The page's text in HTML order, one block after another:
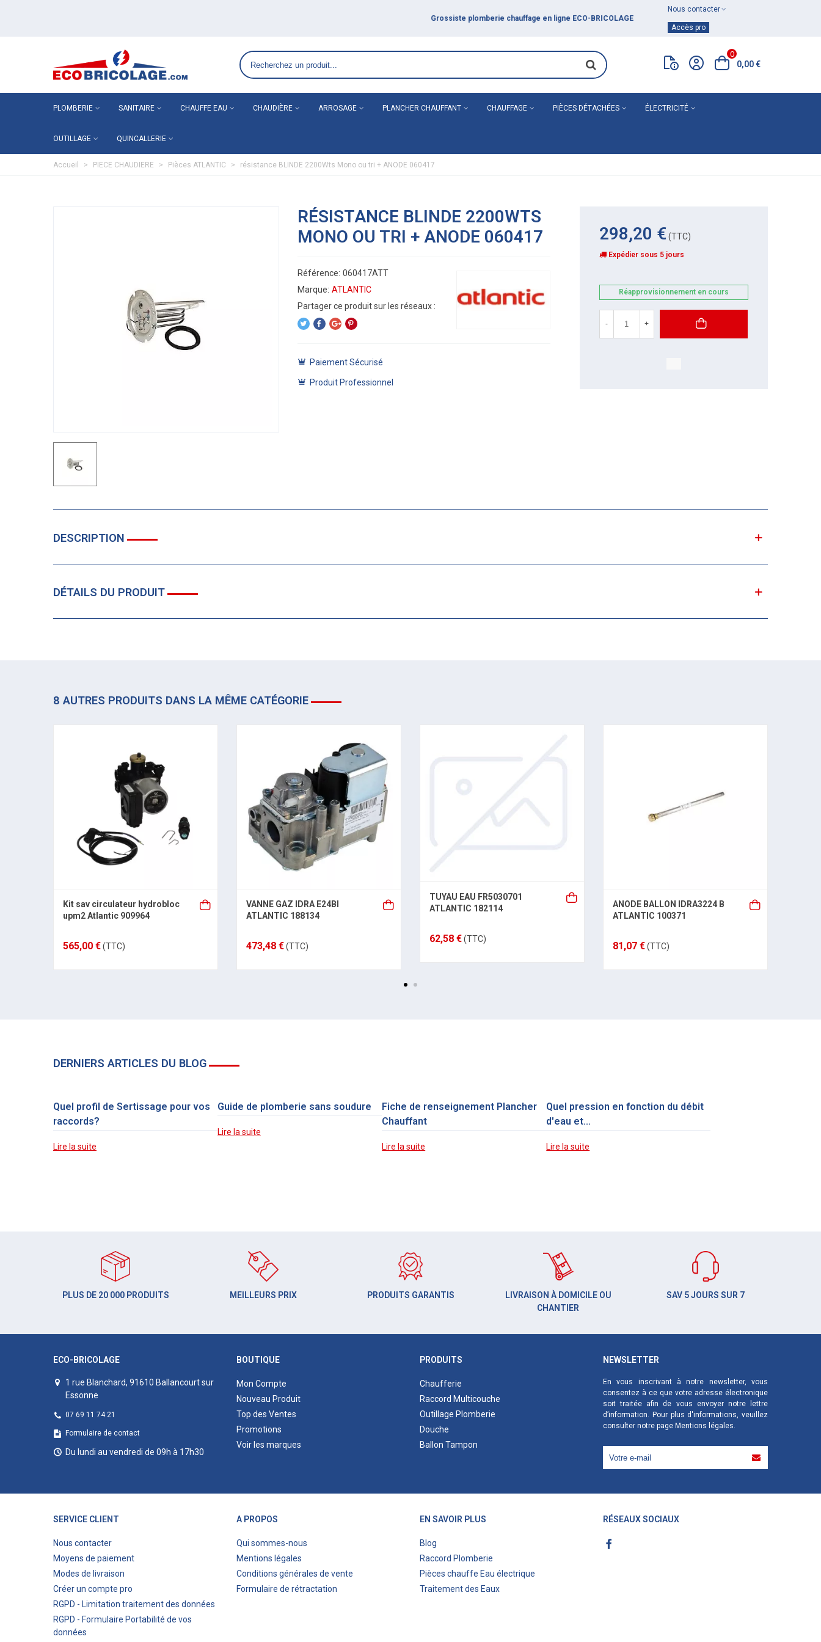
Nous contacter
Accès pro
0
0,00 €
PLOMBERIE SANITAIRE CHAUFFE EAU CHAUDIÈRE ARROSAGE PLANCHER CHAUFFANT CHAUFFAGE PIÈCES DÉTACHÉES ÉLECTRICITÉ
OUTILLAGE QUINCALLERIE
Accueil > PIECE CHAUDIERE > Pièces ATLANTIC > résistance BLINDE 2200Wts Mono ou tri + ANODE 060417
RÉSISTANCE BLINDE 2200WTS
MONO OU TRI + ANODE 060417
Référence: 060417ATT
Marque: ATLANTIC
Paiement Sécurisé
Produit Professionnel
298,20 €(TTC)
Expédier sous 5 jours
Réapprovisionnement en cours
- +
DESCRIPTION
DÉTAILS DU PRODUIT
8 AUTRES PRODUITS DANS LA MÊME CATÉGORIE
Kit sav circulateur hydrobloc
upm2 Atlantic 909964
565,00 €(TTC)
VANNE GAZ IDRA E24BI
ATLANTIC 188134
473,48 €(TTC)
TUYAU EAU FR5030701
ATLANTIC 182114
62,58 €(TTC)
ANODE BALLON IDRA3224 B
ATLANTIC 100371
81,07 €(TTC)
DERNIERS ARTICLES DU BLOG
Quel profil de Sertissage pour vos
raccords?
Lire la suite
Guide de plomberie sans soudure
Lire la suite
Fiche de renseignement Plancher
Chauffant
Lire la suite
Quel pression en fonction du débit
d'eau et...
Lire la suite
PLUS DE 20 000 PRODUITS MEILLEURS PRIX PRODUITS GARANTIS
LIVRAISON À DOMICILE OU
CHANTIER
SAV 5 JOURS SUR 7
ECO-BRICOLAGE
1 rue Blanchard, 91610 Ballancourt sur
Essonne
07 69 11 74 21
Formulaire de contact
Du lundi au vendredi de 09h à 17h30
BOUTIQUE
Mon Compte
Nouveau Produit
Top des Ventes
Promotions
Voir les marques
PRODUITS
Chaufferie
Raccord Multicouche
Outillage Plomberie
Douche
Ballon Tampon
NEWSLETTER
En vous inscrivant à notre newsletter, vous
consentez à ce que votre adresse électronique
soit traitée afin de vous envoyer notre lettre
d’information. Pour plus d'informations, veuillez
consulter notre page Mentions légales.
SERVICE CLIENT
Nous contacter
Moyens de paiement
Modes de livraison
Créer un compte pro
RGPD - Limitation traitement des données
RGPD - Formulaire Portabilité de vos
données
A PROPOS
Qui sommes-nous
Mentions légales
Conditions générales de vente
Formulaire de rétractation
EN SAVOIR PLUS
Blog
Raccord Plomberie
Pièces chauffe Eau électrique
Traitement des Eaux
RÉSEAUX SOCIAUX